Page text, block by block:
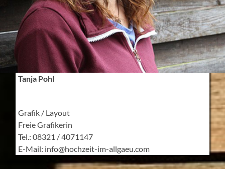
Tanja Pohl
Grafik / Layout
Freie Grafikerin
Tel.: 08321 / 4071147
E-Mail: info@hochzeit-im-allgaeu.com